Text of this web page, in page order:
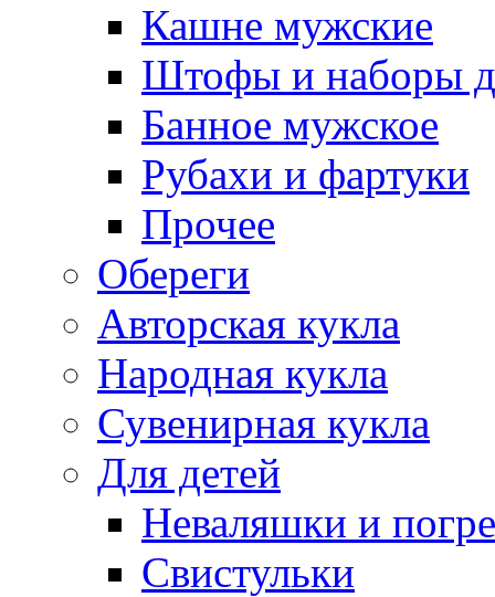
Кашне мужские
Штофы и наборы
Банное мужское
Рубахи и фартуки
Прочее
Обереги
Авторская кукла
Народная кукла
Сувенирная кукла
Для детей
Неваляшки и
Свистульки